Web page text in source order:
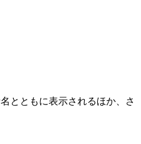
とともに表示されるほか、さ